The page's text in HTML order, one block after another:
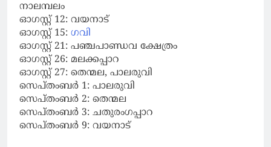
നാലമ്പലം
ഓഗസ്റ്റ് 12: വയനാട്
ഓഗസ്റ്റ് 15: ഗവി
ഓഗസ്റ്റ് 21: പഞ്ചപാണ്ഡവ ക്ഷേത്രം
ഓഗസ്റ്റ് 26: മലക്കപ്പാറ
ഓഗസ്റ്റ് 27: തെന്മല, പാലരുവി
സെപ്തംബര്‍ 1: പാലരുവി
സെപ്തംബര്‍ 2: തെന്മല
സെപ്തംബര്‍ 3: ചതുരംഗപ്പാറ
സെപ്തംബര്‍ 9: വയനാട്